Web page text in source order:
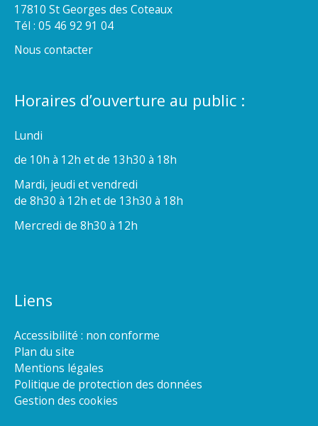
17810 St Georges des Coteaux
Tél : 05 46 92 91 04
Nous contacter
Horaires d’ouverture au public :
Lundi
de 10h à 12h et de 13h30 à 18h
Mardi, jeudi et vendredi
de 8h30 à 12h et de 13h30 à 18h
Mercredi de 8h30 à 12h
Liens
Accessibilité : non conforme
Plan du site
Mentions légales
Politique de protection des données
Gestion des cookies